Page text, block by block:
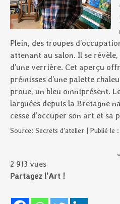
Plein, des troupes
attenant au salon. Il se
d’une verrière. Cet aperçu
prémisses d’une palette
proue, un bleu omniprésent.
larguées depuis la Bretagne
cesse d’occuper son art et sa
Source: Secrets d'atelier | Publié le :
2 913 vues
Partagez l'Art !